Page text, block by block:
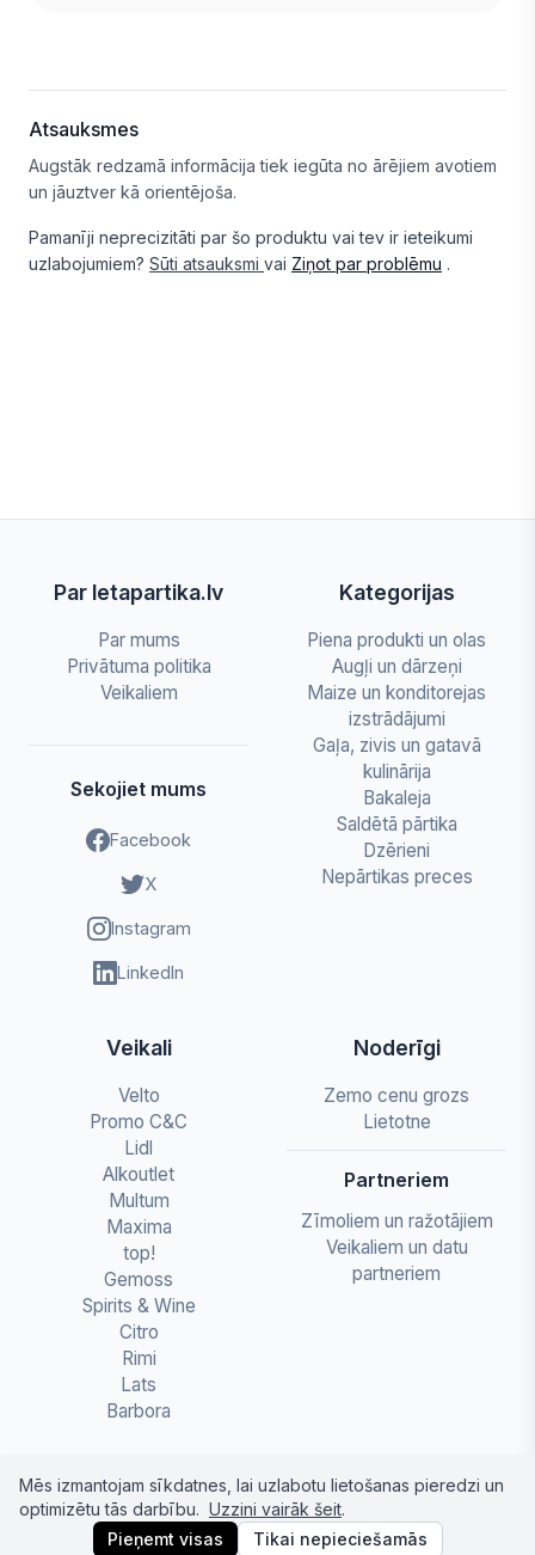
Atsauksmes
Augstāk redzamā informācija tiek iegūta no ārējiem avotiem
un jāuztver kā orientējoša.
Pamanīji neprecizitāti par šo produktu vai tev ir ieteikumi
uzlabojumiem? Sūti atsauksmi vai Ziņot par problēmu .
Par letapartika.lv
Par mums
Privātuma politika
Veikaliem
Sekojiet mums
Facebook
X
Instagram
LinkedIn
Kategorijas
Piena produkti un olas
Augļi un dārzeņi
Maize un konditorejas
izstrādājumi
Gaļa, zivis un gatavā
kulinārija
Bakaleja
Saldētā pārtika
Dzērieni
Nepārtikas preces
Veikali
Velto
Promo C&C
Lidl
Alkoutlet
Multum
Maxima
top!
Gemoss
Spirits & Wine
Citro
Rimi
Lats
Barbora
Noderīgi
Zemo cenu grozs
Lietotne
Partneriem
Zīmoliem un ražotājiem
Veikaliem un datu
partneriem
© 2026 letapartika.lv - Pārtikas cenu salīdzinājumi
Mēs izmantojam sīkdatnes, lai uzlabotu lietošanas pieredzi un
optimizētu tās darbību. Uzzini vairāk šeit.
Pieņemt visas
Tikai nepieciešamās